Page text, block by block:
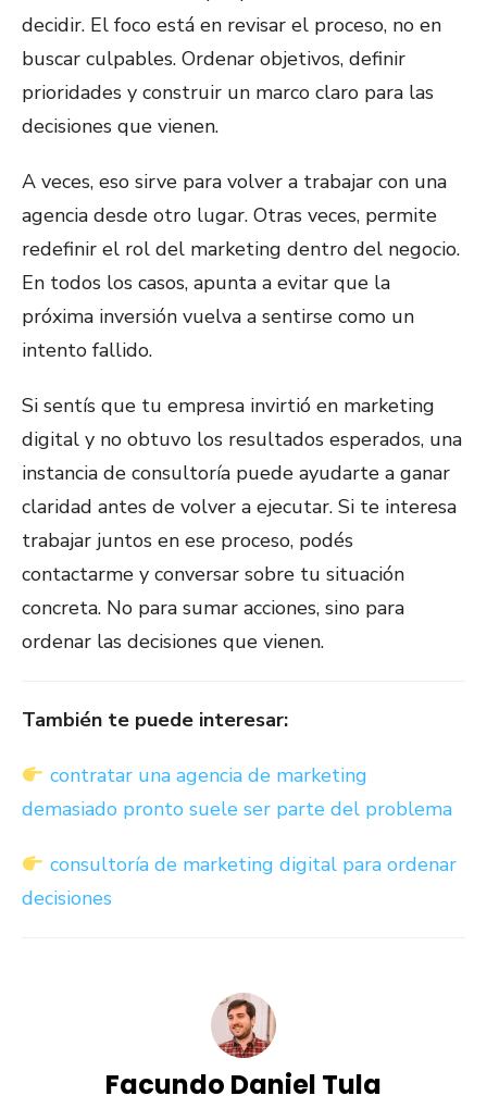
decidir. El foco está en revisar el proceso, no en
buscar culpables. Ordenar objetivos, definir
prioridades y construir un marco claro para las
decisiones que vienen.
A veces, eso sirve para volver a trabajar con una
agencia desde otro lugar. Otras veces, permite
redefinir el rol del marketing dentro del negocio.
En todos los casos, apunta a evitar que la
próxima inversión vuelva a sentirse como un
intento fallido.
Si sentís que tu empresa invirtió en marketing
digital y no obtuvo los resultados esperados, una
instancia de consultoría puede ayudarte a ganar
claridad antes de volver a ejecutar. Si te interesa
trabajar juntos en ese proceso, podés
contactarme y conversar sobre tu situación
concreta. No para sumar acciones, sino para
ordenar las decisiones que vienen.
También te puede interesar:
contratar una agencia de marketing
demasiado pronto suele ser parte del problema
consultoría de marketing digital para ordenar
decisiones
Facundo Daniel Tula